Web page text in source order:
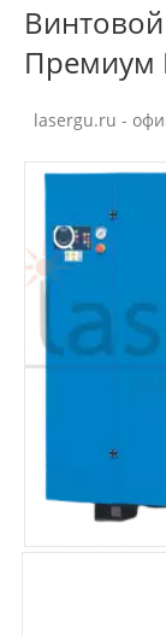
Премиум
lasergu.ru -